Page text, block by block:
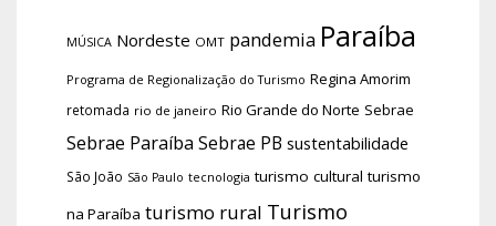
MÚSICA Nordeste OMT pandemia Paraíba
Programa de Regionalização do Turismo Regina Amorim
retomada rio de janeiro Rio Grande do Norte Sebrae
Sebrae Paraíba Sebrae PB sustentabilidade
São João São Paulo tecnologia turismo cultural turismo
na Paraíba turismo rural Turismo